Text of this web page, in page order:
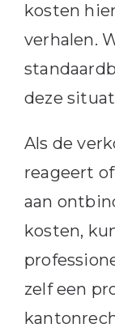
kosten
verhalen.
deze
Als de
reageert
aan
kosten,
zelf een